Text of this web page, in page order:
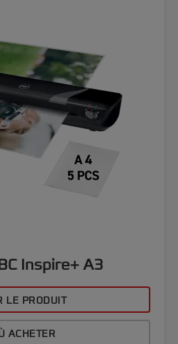
Inspire+ A3
LE PRODUIT
ACHETER